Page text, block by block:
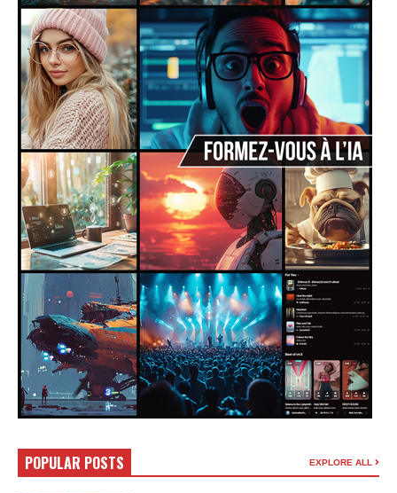
POPULAR POSTS EXPLORE ALL